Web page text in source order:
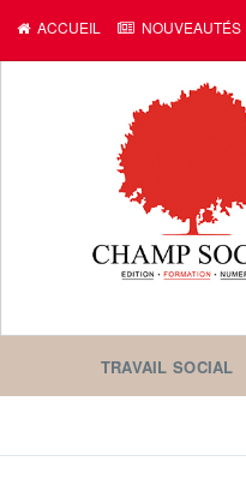
ACCUEIL NOUVEAUTÉS
TRAVAIL SOCIAL